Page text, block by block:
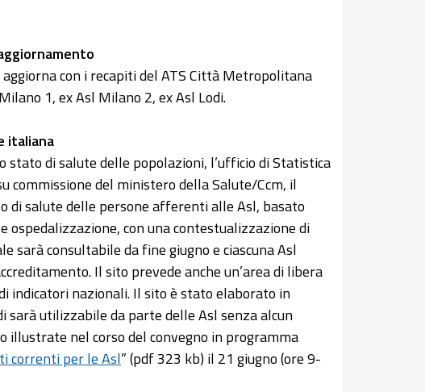
con i recapiti del ATS Città Metropolitana
1, ex Asl Milano 2, ex Asl Lodi.
italiana
stato di salute delle popolazioni, l’ufficio di Statistica
commissione del ministero della Salute/Ccm, il
di salute delle persone afferenti alle Asl, basato
con una contestualizzazione di
sarà consultabile da fine giugno e ciascuna Asl
Il sito prevede anche un’area di libera
indicatori nazionali. Il sito è stato elaborato in
sarà utilizzabile da parte delle Asl senza alcun
nel corso del convegno in programma
correnti per le Asl” (pdf 323 kb) il 21 giugno (ore 9-